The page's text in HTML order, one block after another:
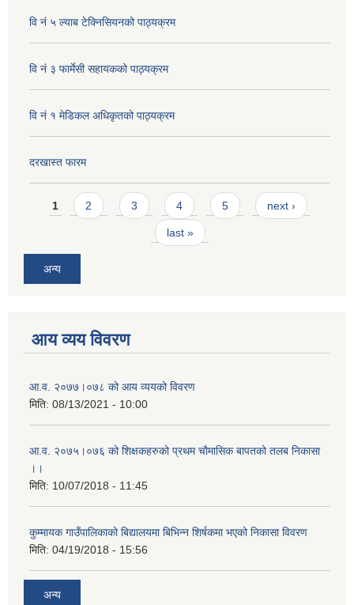
वि नं ५ ल्याब टेक्निसियनको पाठ्यक्रम
वि नं ३ फार्मेसी सहायकको पाठ्यक्रम
वि नं १ मेडिकल अधिकृतको पाठ्यक्रम
दरखास्त फारम
Pages
1 2 3 4 5 next ›
last »
अन्य
आय व्यय विवरण
आ.व. २०७७।०७८ को आय व्ययको विवरण
मिति: 08/13/2021 - 10:00
आ.व. २०७५।०७६ को शिक्षकहरुको प्रथम चौमासिक बापतको तलब निकासा
।।
मिति: 10/07/2018 - 11:45
कुम्मायक गाउँपालिकाको बिद्यालयमा बिभिन्न शिर्षकमा भएको निकासा विवरण
मिति: 04/19/2018 - 15:56
अन्य